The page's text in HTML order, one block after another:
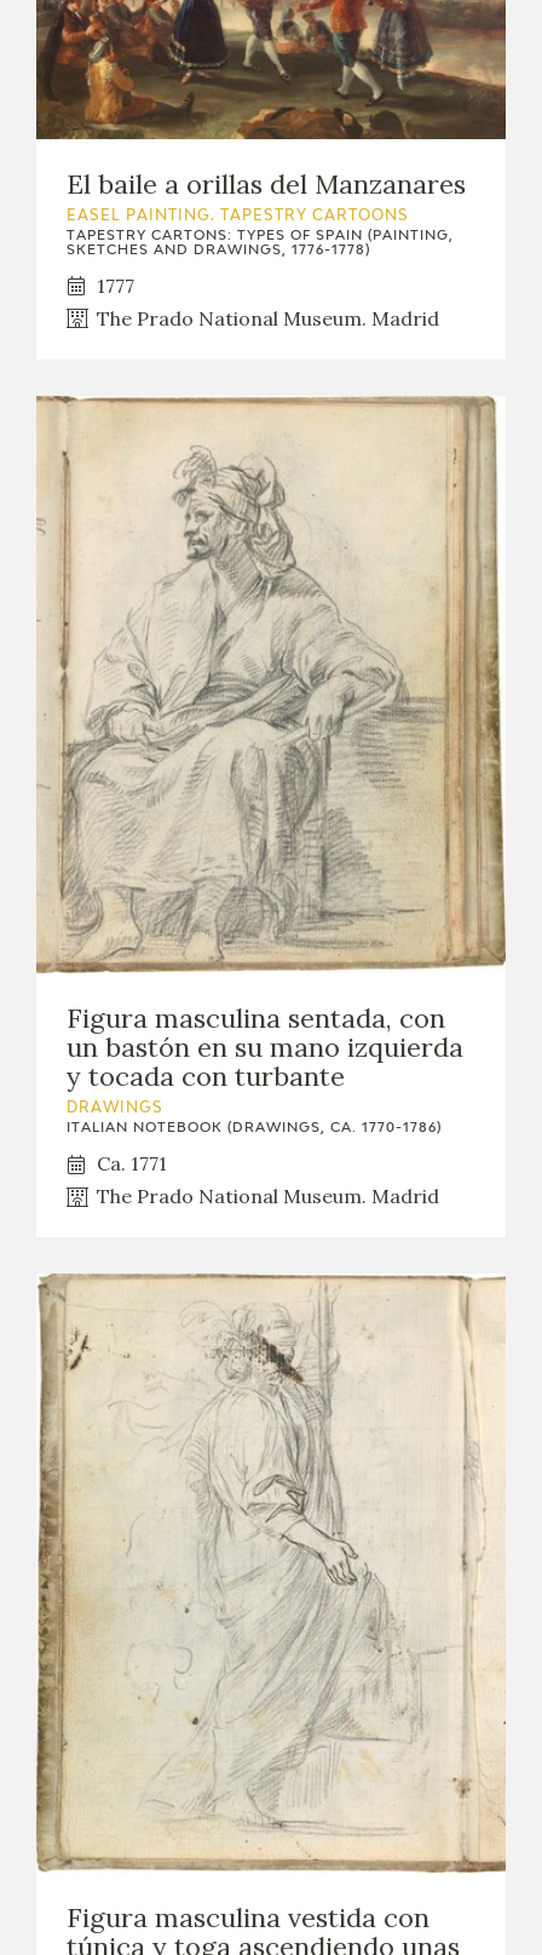
El baile a orillas del Manzanares
EASEL PAINTING. TAPESTRY CARTOONS
TAPESTRY CARTONS: TYPES OF SPAIN (PAINTING,
SKETCHES AND DRAWINGS, 1776-1778)
1777
The Prado National Museum. Madrid
Figura masculina sentada, con
un bastón en su mano izquierda
y tocada con turbante
DRAWINGS
ITALIAN NOTEBOOK (DRAWINGS, CA. 1770-1786)
Ca. 1771
The Prado National Museum. Madrid
Figura masculina vestida con
túnica y toga ascendiendo unas